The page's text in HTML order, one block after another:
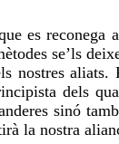
es reconega a
se’ls
nostres
dels
sinó
la nostra